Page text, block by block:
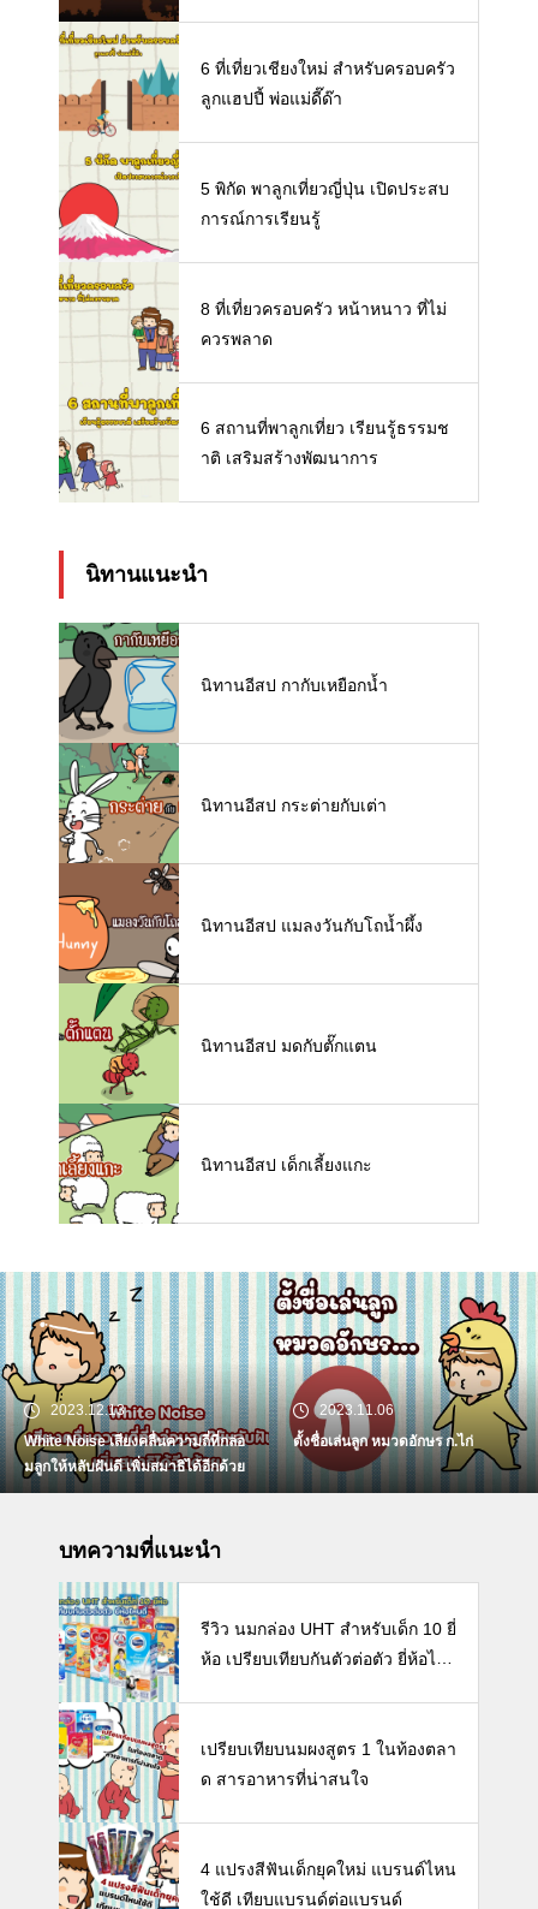
6 ที่เที่ยวเชียงใหม่ สำหรับครอบครัว
ลูกแฮปปี้ พ่อแม่ดี๊ด๊า
5 พิกัด พาลูกเที่ยวญี่ปุ่น เปิดประสบ
การณ์การเรียนรู้
8 ที่เที่ยวครอบครัว หน้าหนาว ที่ไม่
ควรพลาด
6 สถานที่พาลูกเที่ยว เรียนรู้ธรรมช
าติ เสริมสร้างพัฒนาการ
นิทานแนะนำ
นิทานอีสป กากับเหยือกน้ำ
นิทานอีสป กระต่ายกับเต่า
นิทานอีสป แมลงวันกับโถน้ำผึ้ง
นิทานอีสป มดกับตั๊กแตน
นิทานอีสป เด็กเลี้ยงแกะ
2023.12.13
White Noise เสียงคลื่นความถี่ที่กล่อ
มลูกให้หลับฝันดี เพิ่มสมาธิได้อีกด้วย
2023.11.06
ตั้งชื่อเล่นลูก หมวดอักษร ก.ไก่
บทความที่แนะนำ
รีวิว นมกล่อง UHT สำหรับเด็ก 10 ยี่
ห้อ เปรียบเทียบกันตัวต่อตัว ยี่ห้อไห
เปรียบเทียบนมผงสูตร 1 ในท้องตลา
ด สารอาหารที่น่าสนใจ
4 แปรงสีฟันเด็กยุคใหม่ แบรนด์ไหน
ใช้ดี เทียบแบรนด์ต่อแบรนด์